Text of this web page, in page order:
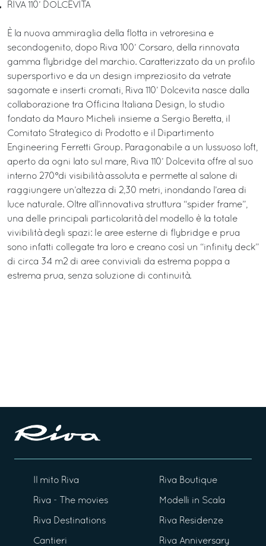
RIVA 110’ DOLCEVITA
È la nuova ammiraglia della flotta in vetroresina e
secondogenito, dopo Riva 100’ Corsaro, della rinnovata
gamma flybridge del marchio. Caratterizzato da un profilo
supersportivo e da un design impreziosito da vetrate
sagomate e inserti cromati, Riva 110’ Dolcevita nasce dalla
collaborazione tra Officina Italiana Design, lo studio
fondato da Mauro Micheli insieme a Sergio Beretta, il
Comitato Strategico di Prodotto e il Dipartimento
Engineering Ferretti Group. Paragonabile a un lussuoso loft,
aperto da ogni lato sul mare, Riva 110’ Dolcevita offre al suo
interno 270°di visibilità assoluta e permette al salone di
raggiungere un’altezza di 2,30 metri, inondando l’area di
luce naturale. Oltre all’innovativa struttura “spider frame”,
una delle principali particolarità del modello è la totale
vivibilità degli spazi: le aree esterne di flybridge e prua
sono infatti collegate tra loro e creano così un “infinity deck”
di circa 34 m2 di aree conviviali da estrema poppa a
estrema prua, senza soluzione di continuità.
Il mito Riva
Riva - The movies
Riva Destinations
Cantieri
Riva Boutique
Modelli in Scala
Riva Residenze
Riva Anniversary